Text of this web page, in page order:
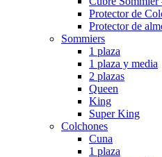
Protector de
Protector de
Sommiers
1 plaza
1 plaza y media
2 plazas
Queen
King
Super King
Colchones
Cuna
1 plaza